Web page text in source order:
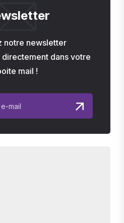
notre newsletter
dans votre
mail !